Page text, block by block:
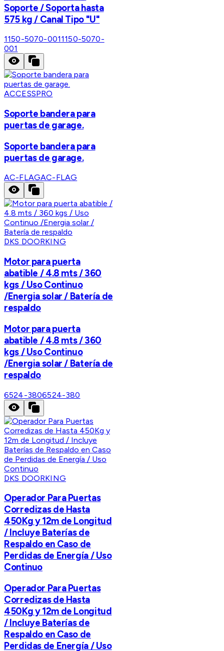
Soporte / Soporta hasta
575 kg / Canal Tipo "U"
1150-5070-0011150-5070-
001
ACCESSPRO
Soporte bandera para
puertas de garage.
Soporte bandera para
puertas de garage.
AC-FLAGAC-FLAG
DKS DOORKING
Motor para puerta
abatible / 4.8 mts / 360
kgs / Uso Continuo
/Energia solar / Batería de
respaldo
Motor para puerta
abatible / 4.8 mts / 360
kgs / Uso Continuo
/Energia solar / Batería de
respaldo
6524-3806524-380
DKS DOORKING
Operador Para Puertas
Corredizas de Hasta
450Kg y 12m de Longitud
/ Incluye Baterías de
Respaldo en Caso de
Perdidas de Energía / Uso
Continuo
Operador Para Puertas
Corredizas de Hasta
450Kg y 12m de Longitud
/ Incluye Baterías de
Respaldo en Caso de
Perdidas de Energía / Uso